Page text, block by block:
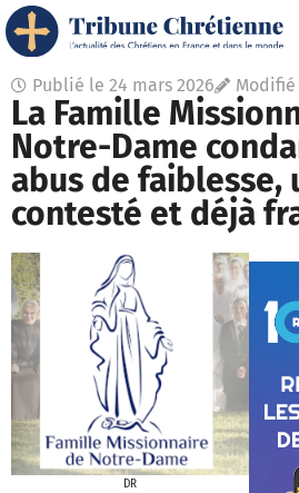
Publié le 24 mars 2026 Modifié
La Famille
Notre-Dame
abus de faiblesse,
contesté et déjà
DR